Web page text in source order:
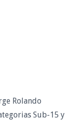
Rolando
Sub-15 y